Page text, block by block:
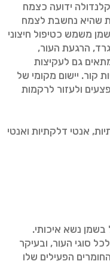
ידועה כצמח
שהיא נחשבת לצמח
משמש כטיפול חיצוני
הרגעת העור,
גם לעקיצות
קור. יישום מקומי של
ולעזור לרקמות
אנטי דלקתיות ואנטי
נשא איכותי.
סוגי העור, ובעיקר
הפעילים שלו